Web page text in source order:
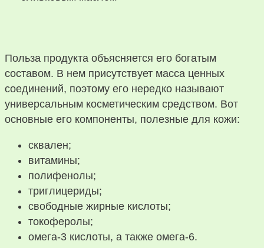
Польза продукта объясняется его богатым
составом. В нем присутствует масса ценных
соединений, поэтому его нередко называют
универсальным косметическим средством. Вот
основные его компоненты, полезные для кожи:
сквален;
витамины;
полифенолы;
триглицериды;
свободные жирные кислоты;
токоферолы;
омега-3 кислоты, а также омега-6.